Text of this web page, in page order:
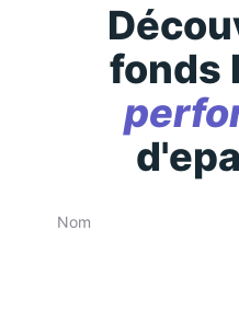
fonds
Nom